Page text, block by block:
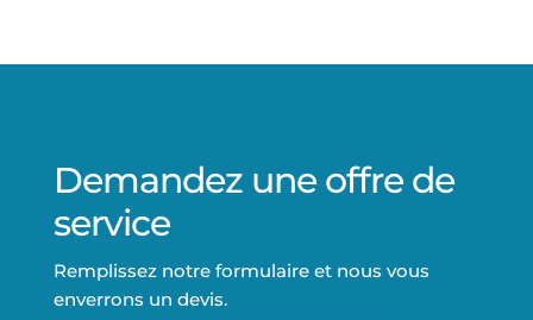
Demandez une offre de
service
Remplissez notre formulaire et nous vous
enverrons un devis.